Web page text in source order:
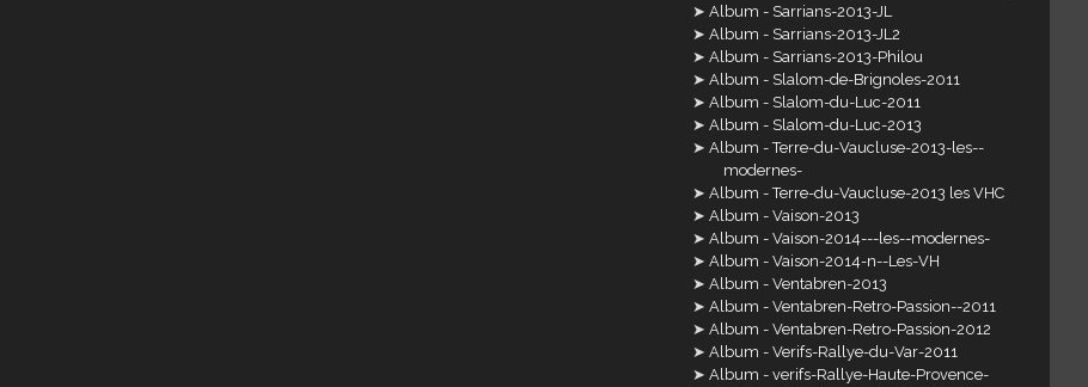
Album - Sarrians-2013-JL
Album - Sarrians-2013-JL2
Album - Sarrians-2013-Philou
Album - Slalom-de-Brignoles-2011
Album - Slalom-du-Luc-2011
Album - Slalom-du-Luc-2013
Album - Terre-du-Vaucluse-2013-les--
modernes-
Album - Terre-du-Vaucluse-2013 les VHC
Album - Vaison-2013
Album - Vaison-2014---les--modernes-
Album - Vaison-2014-n--Les-VH
Album - Ventabren-2013
Album - Ventabren-Retro-Passion--2011
Album - Ventabren-Retro-Passion-2012
Album - Verifs-Rallye-du-Var-2011
Album - verifs-Rallye-Haute-Provence-